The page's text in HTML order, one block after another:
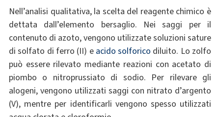
Nell’analisi qualitativa, la scelta del reagente chimico è
dettata dall’elemento bersaglio. Nei saggi per il
contenuto di azoto, vengono utilizzate soluzioni sature
di solfato di ferro (II) e acido solforico diluito. Lo zolfo
può essere rilevato mediante reazioni con acetato di
piombo o nitroprussiato di sodio. Per rilevare gli
alogeni, vengono utilizzati saggi con nitrato d’argento
(V), mentre per identificarli vengono spesso utilizzati